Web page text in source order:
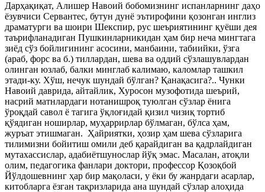
Дарҳақиқат, Алишер Навоий бобомизнинг испанларнинг даҳо
ёзувчиси Сервантес, бутун дунё эътирофини қозонган инглиз
драматурги ва шоири Шекспир, рус шеъриятининг қуёши дея
таърифланадиган Пушкинларникидан ҳам бир неча мингтага
зиёд сўз бойлигининг асосини, манбаини, табиийки, ўзга
(араб, форс ва б.) тиллардан, шева ва оддий сўзлашувлардан
олинган юзлаб, балки минглаб калимаю, каломлар ташкил
этади-ку. Хўш, нечук шундай бўлган? Қанақасига?.. Чунки
Навоий даврида, айтайлик, Хуросон музофотида шеърий,
насрий матнлардаги нотанишроқ туюлган сўзлар ёнига
ўроқдай савол ё тагига ўқлоғидай қизил чизиқ тортиб
қўядиган ноширлар, муҳаррирлар бўлмаган, бўлса ҳам,
журъат этишмаган. Ҳайриятки, ҳозир ҳам шева сўзларига
тилимизни бойитиш омили деб қарайдиган ва қадрлайдиган
мутахассислар, адабиётшунослар йўқ эмас. Масалан, атоқли
олим, педагогика фанлари доктори, профессор Қозоқбой
Йўлдошевнинг ҳар бир мақоласи, у ёки бу жанрдаги асарлар,
китобларга ёзган тақризларида ана шундай сўзлар алоҳида